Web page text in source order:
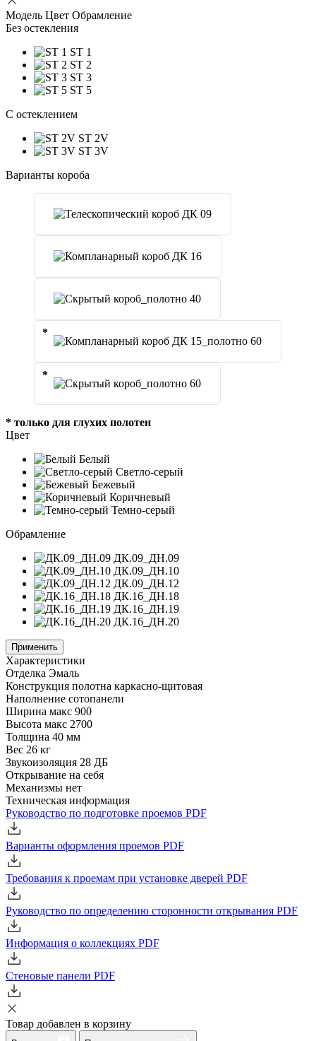
Модель Цвет Обрамление
Без остекления
ST 1
ST 2
ST 3
ST 5
C остеклением
ST 2V
ST 3V
Варианты короба
*
*
* только для глухих полотен
Цвет
Белый
Светло-серый
Бежевый
Коричневый
Темно-серый
Обрамление
ДК.09_ДН.09
ДК.09_ДН.10
ДК.09_ДН.12
ДК.16_ДН.18
ДК.16_ДН.19
ДК.16_ДН.20
Применить
Характеристики
Отделка Эмаль
Конструкция полотна каркасно-щитовая
Наполнение сотопанели
Ширина макс 900
Высота макс 2700
Толщина 40 мм
Вес 26 кг
Звукоизоляция 28 ДБ
Открывание на себя
Механизмы нет
Техническая информация
Руководство по подготовке проемов PDF
Варианты оформления проемов PDF
Требования к проемам при установке дверей PDF
Руководство по определению сторонности открывания PDF
Информация о коллекциях PDF
Стеновые панели PDF
Товар добавлен в корзину